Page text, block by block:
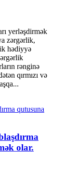
yerləşdirmək
zərgərlik,
hədiyyə
rənginə
qırmızı və
olar.